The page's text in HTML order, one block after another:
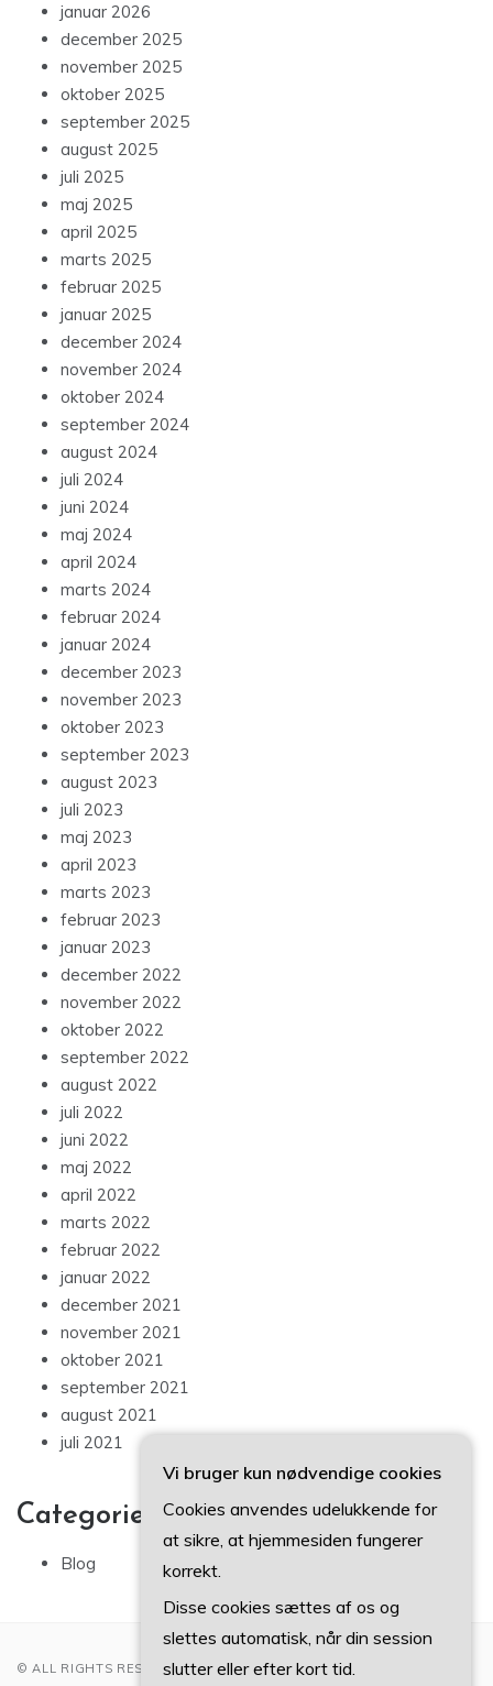
januar 2026
december 2025
november 2025
oktober 2025
september 2025
august 2025
juli 2025
maj 2025
april 2025
marts 2025
februar 2025
januar 2025
december 2024
november 2024
oktober 2024
september 2024
august 2024
juli 2024
juni 2024
maj 2024
april 2024
marts 2024
februar 2024
januar 2024
december 2023
november 2023
oktober 2023
september 2023
august 2023
juli 2023
maj 2023
april 2023
marts 2023
februar 2023
januar 2023
december 2022
november 2022
oktober 2022
september 2022
august 2022
juli 2022
juni 2022
maj 2022
april 2022
marts 2022
februar 2022
januar 2022
december 2021
november 2021
oktober 2021
september 2021
august 2021
juli 2021
Categories
Blog
© ALL RIGHTS RESERVED 2022
Vi bruger kun nødvendige cookies
Cookies anvendes udelukkende for
at sikre, at hjemmesiden fungerer
korrekt.
Disse cookies sættes af os og
slettes automatisk, når din session
slutter eller efter kort tid.